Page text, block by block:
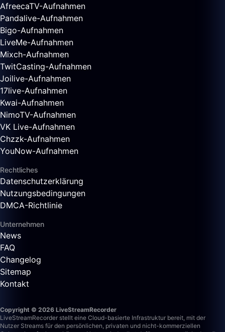
AfreecaTV-Aufnahmen
Pandalive-Aufnahmen
Bigo-Aufnahmen
LiveMe-Aufnahmen
Mixch-Aufnahmen
TwitCasting-Aufnahmen
Joilive-Aufnahmen
17live-Aufnahmen
Kwai-Aufnahmen
NimoTV-Aufnahmen
VK Live-Aufnahmen
Chzzk-Aufnahmen
YouNow-Aufnahmen
Rechtliches
Datenschutzerklärung
Nutzungsbedingungen
DMCA-Richtlinie
Unternehmen
News
FAQ
Changelog
Sitemap
Kontakt
Copyright © 2026 LiveStreamRecorder
LiveStreamRecorder stellt eine Cloud-basierte Infrastruktur bereit, mit der
Nutzer Streams für den persönlichen, privaten und nicht-kommerziellen